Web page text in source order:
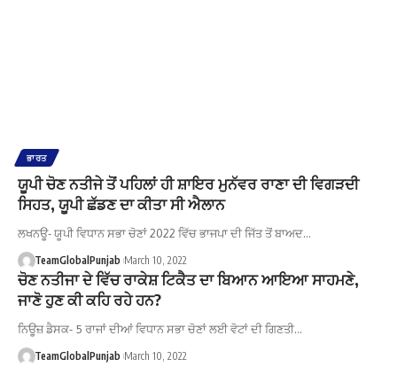
ਭਾਰਤ
ਯੂਪੀ ਚੋਣ ਨਤੀਜੇ ਤੋਂ ਪਹਿਲਾਂ ਹੀ ਸ਼ਾਇਰ ਮੁਨੱਵਰ ਰਾਣਾ ਦੀ ਵਿਗੜਦੀ
ਸਿਹਤ, ਯੂਪੀ ਛੱਡਣ ਦਾ ਕੀਤਾ ਸੀ ਐਲਾਨ
ਲਖਨਊ- ਯੂਪੀ ਵਿਧਾਨ ਸਭਾ ਚੋਣਾਂ 2022 ਵਿੱਚ ਭਾਜਪਾ ਦੀ ਜਿੱਤ ਤੋਂ ਬਾਅਦ…
TeamGlobalPunjab March 10, 2022
ਚੋਣ ਨਤੀਜਾ ਦੇ ਵਿੱਚ ਰਾਕੇਸ਼ ਟਿਕੈਤ ਦਾ ਬਿਆਨ ਆਇਆ ਸਾਹਮਣੇ,
ਜਾਣੋ ਹੁਣ ਕੀ ਕਹਿ ਰਹੇ ਹਨ?
ਨਿਊਜ਼ ਡੈਸਕ- 5 ਰਾਜਾਂ ਦੀਆਂ ਵਿਧਾਨ ਸਭਾ ਚੋਣਾਂ ਲਈ ਵੋਟਾਂ ਦੀ ਗਿਣਤੀ…
TeamGlobalPunjab March 10, 2022